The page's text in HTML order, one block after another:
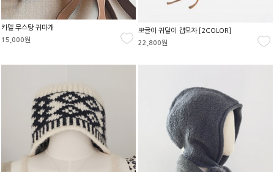
카멜 무스탕 귀마개
15,000원
뽀글이 귀달이 캡모자 [2COLOR]
22,800원